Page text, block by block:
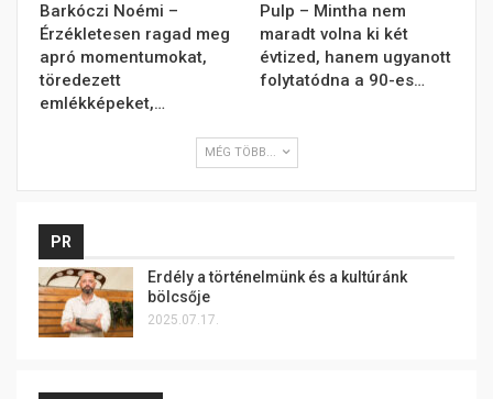
Barkóczi Noémi –
Érzékletesen ragad meg
apró momentumokat,
töredezett
emlékképeket,…
Pulp – Mintha nem
maradt volna ki két
évtized, hanem ugyanott
folytatódna a 90-es…
MÉG TÖBB...
PR
Erdély a történelmünk és a kultúránk
bölcsője
2025.07.17.